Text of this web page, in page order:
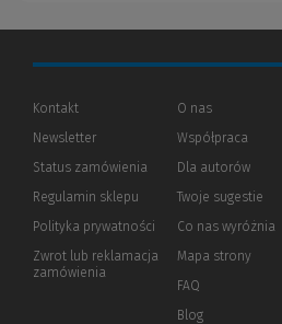
Kontakt
Newsletter
Status zamówienia
Regulamin sklepu
Polityka prywatności (Nowe
(Link
innej
Zwrot lub reklamacja
zamówienia
O nas
Współpraca
Dla autorów(Nowe
(Link
innej
Twoje sugestie
Co nas wyróżnia
Mapa strony
FAQ
Blog